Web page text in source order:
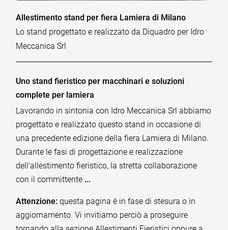
Allestimento stand per fiera Lamiera di Milano
Lo stand progettato e realizzato da Diquadro per Idro
Meccanica Srl
Uno stand fieristico per macchinari e soluzioni
complete per lamiera
Lavorando in sintonia con Idro Meccanica Srl abbiamo
progettato e realizzato questo stand in occasione di
una precedente edizione della fiera Lamiera di Milano.
Durante le fasi di progettazione e realizzazione
dell'allestimento fieristico, la stretta collaborazione
con il committente ...
Attenzione: questa pagina è in fase di stesura o in
aggiornamento. Vi invitiamo perciò a proseguire